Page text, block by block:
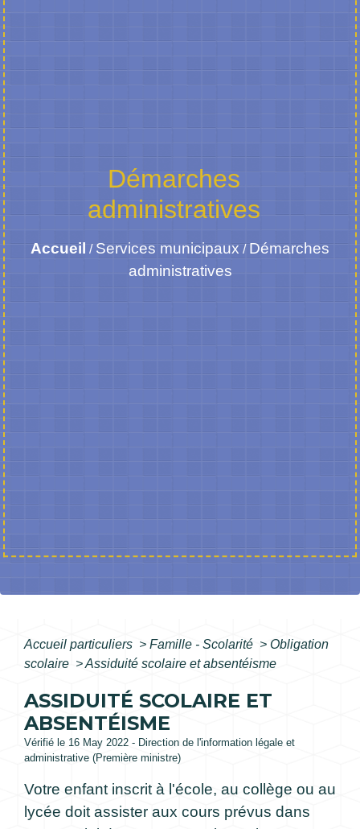
Démarches
administratives
Accueil / Services municipaux / Démarches
administratives
Accueil particuliers > Famille - Scolarité > Obligation
scolaire >Assiduité scolaire et absentéisme
ASSIDUITÉ SCOLAIRE ET
ABSENTÉISME
Vérifié le 16 May 2022 - Direction de l'information légale et
administrative (Première ministre)
Votre enfant inscrit à l'école, au collège ou au
lycée doit assister aux cours prévus dans